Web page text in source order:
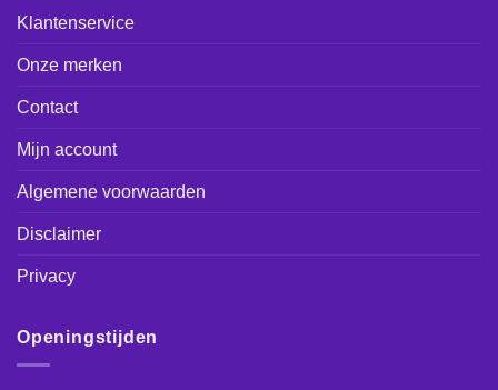
Klantenservice
Onze merken
Contact
Mijn account
Algemene voorwaarden
Disclaimer
Privacy
Openingstijden